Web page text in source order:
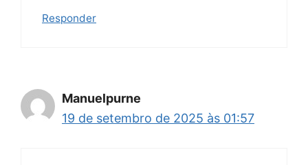
Responder
Manuelpurne
19 de setembro de 2025 às 01:57